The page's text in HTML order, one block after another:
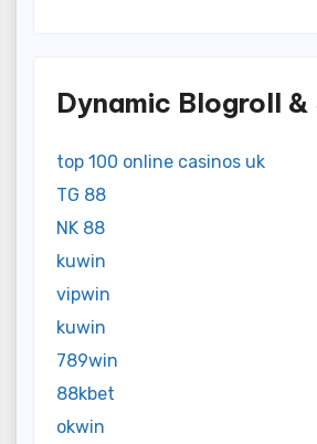
Dynamic Blogroll
top 100 online casinos uk
TG 88
NK 88
kuwin
vipwin
kuwin
789win
88kbet
okwin